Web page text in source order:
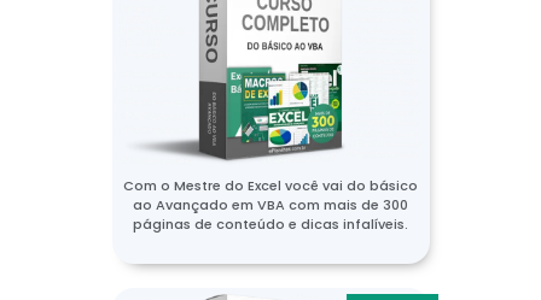
Com o Mestre do Excel você vai do básico
ao Avançado em VBA com mais de 300
páginas de conteúdo e dicas infalíveis.